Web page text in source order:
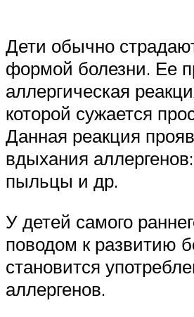
Дети обычно
формой болезни. Ее
аллергическая
которой сужается
Данная реакция
вдыхания
пыльцы и др.
У детей самого
поводом к развитию
становится
аллергенов.